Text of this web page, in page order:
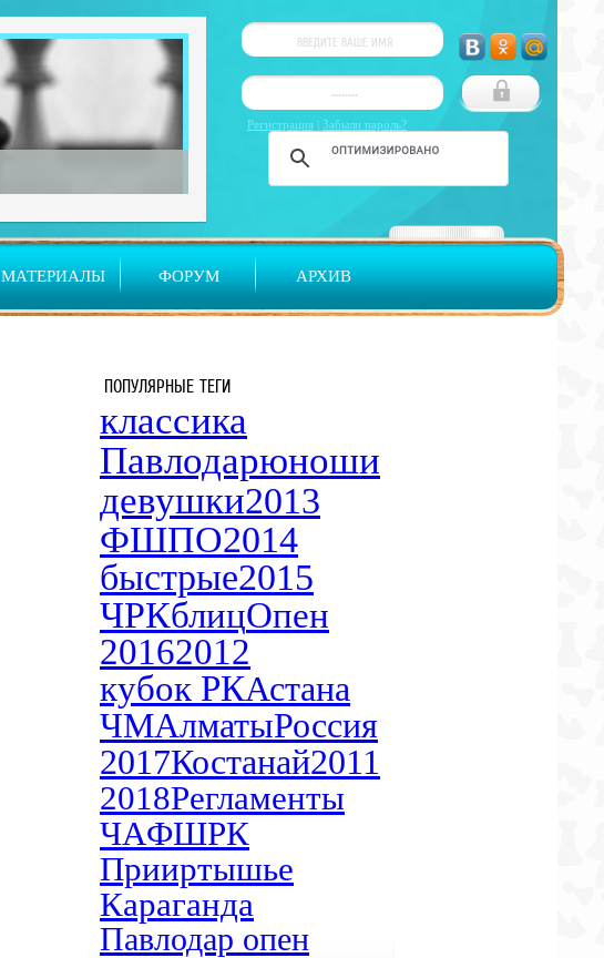
МАТЕРИАЛЫ ФОРУМ АРХИВ
Регистрация | Забыли пароль?
ПОПУЛЯРНЫЕ ТЕГИ
классика
Павлодарюноши
девушки2013
ФШПО2014
быстрые2015
ЧРКблицОпен
20162012
кубок РКАстана
ЧМАлматыРоссия
2017Костанай2011
2018Регламенты
ЧАФШРК
Прииртышье
Караганда
Павлодар опен